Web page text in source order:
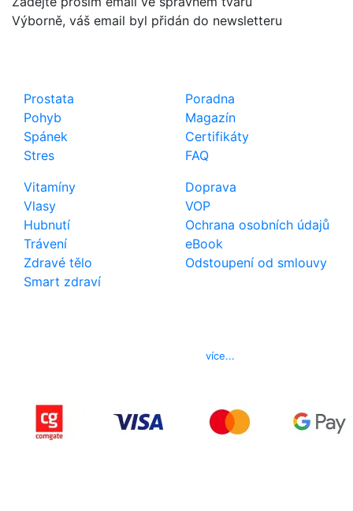
Výborně, váš email byl přidán do newsletteru
Prostata
Pohyb
Spánek
Stres
Vitamíny
Vlasy
Hubnutí
Trávení
Zdravé tělo
Smart zdraví
Poradna
Magazín
Certifikáty
FAQ
Doprava
VOP
Ochrana osobních údajů
eBook
Odstoupení od smlouvy
více...